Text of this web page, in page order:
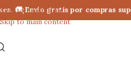
Skip to navigation
Skip to main content
🚚¡Envío gratis por compras